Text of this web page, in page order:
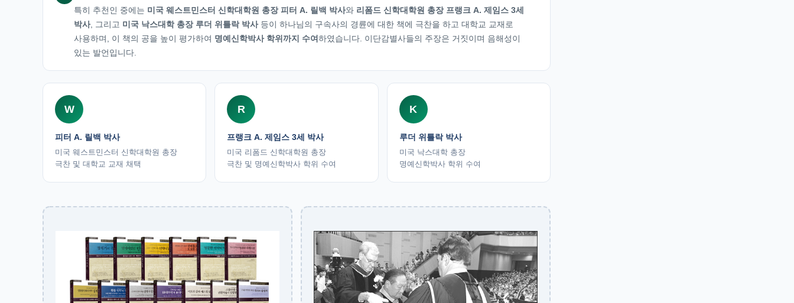
특히 추천인 중에는 미국 웨스트민스터 신학대학원 총장 피터 A. 릴백 박사와 리폼드 신학대학원 총장 프랭크 A. 제임스 3세
박사, 그리고 미국 낙스대학 총장 루더 위틀락 박사등이 하나님의 구속사의 경륜에 대한 책에 극찬을 하고 대학교 교재로
사용하며, 이 책의 공을 높이 평가하여 명예신학박사 학위까지 수여하였습니다. 이단감별사들의 주장은 거짓이며 음해성이
있는 발언입니다.
W
피터 A. 릴백 박사
미국 웨스트민스터 신학대학원 총장
극찬 및 대학교 교재 채택
R
프랭크 A. 제임스 3세 박사
미국 리폼드 신학대학원 총장
극찬 및 명예신학박사 학위 수여
K
루더 위틀락 박사
미국 낙스대학 총장
명예신학박사 학위 수여